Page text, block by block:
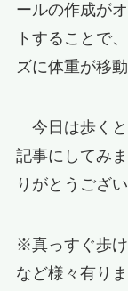
ールの作成が
トすることで
ズに体重が移
今日は歩くと
記事にしてみ
りがとうござい
※真っすぐ歩
など様々有り